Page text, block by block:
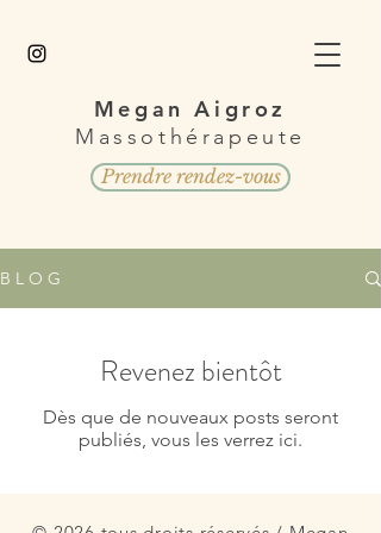
Prendre rendez-vous
Megan Aigroz
Massothérapeute
B L O G
Revenez bientôt
Dès que de nouveaux posts seront
publiés, vous les verrez ici.